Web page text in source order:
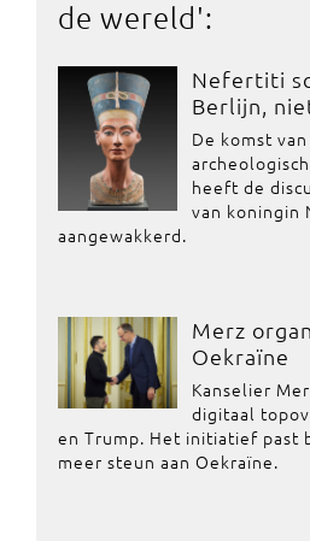
de wereld':
Nefertiti
Berlijn,
De komst
heeft de
van koningin
aangewakkerd.
Merz
Oekraïne
Kanselier
digitaal
en Trump. Het initiatief past
meer steun aan Oekraïne.